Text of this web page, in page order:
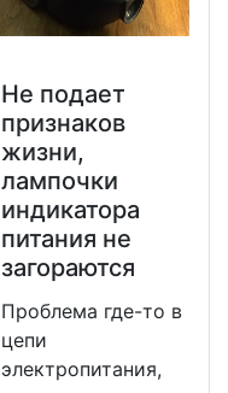
Не подает
признаков
жизни,
лампочки
индикатора
питания не
загораются
Проблема где-то в
цепи
электропитания,